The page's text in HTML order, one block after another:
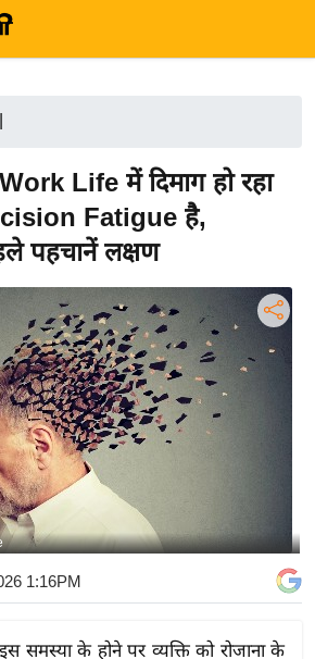
Life में दिमाग हो रहा
Fatigue है,
पहचानें लक्षण
1:16PM
समस्या के होने पर व्यक्ति को रोजाना के